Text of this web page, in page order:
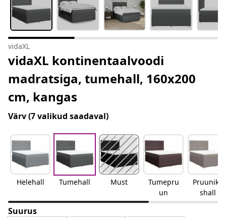
vidaXL
vidaXL kontinentaalvoodi
madratsiga, tumehall, 160x200
cm, kangas
Värv(7 valikud saadaval)
Helehall Tumehall Must
Tumepru
un
Pruunika
shall
Suurus